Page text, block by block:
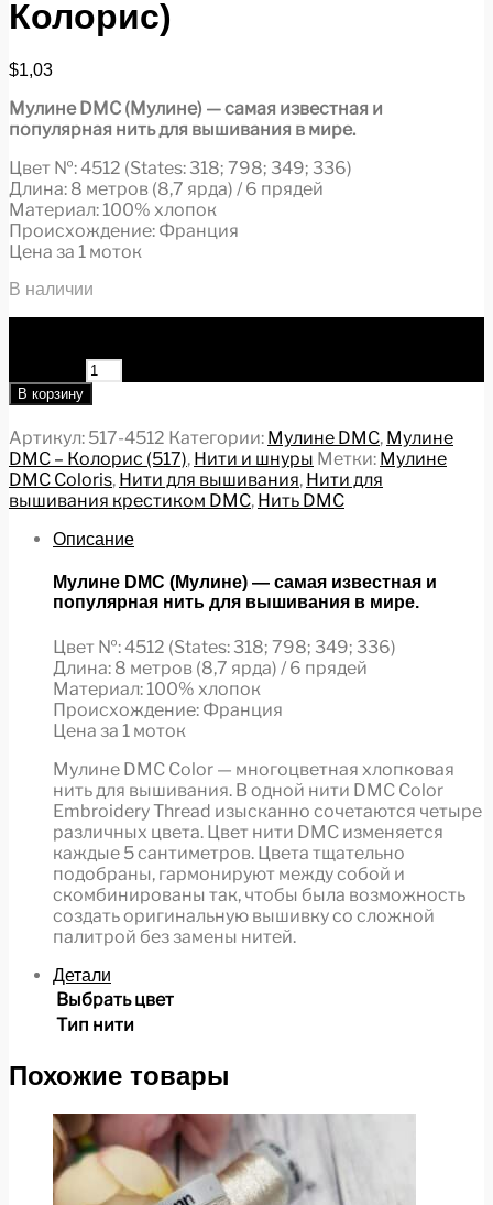
Колорис)
$1,03
Мулине DMC (Мулине) — самая известная и
популярная нить для вышивания в мире.
Цвет №: 4512 (States: 318; 798; 349; 336)
Длина: 8 метров (8,7 ярда) / 6 прядей
Материал: 100% хлопок
Происхождение: Франция
Цена за 1 моток
В наличии
В корзину
Артикул: 517-4512 Категории: Мулине DMC, Мулине
DMC – Колорис (517), Нити и шнуры Метки: Мулине
DMC Coloris, Нити для вышивания, Нити для
вышивания крестиком DMC, Нить DMC
Описание
Мулине DMC (Мулине) — самая известная и
популярная нить для вышивания в мире.
Цвет №: 4512 (States: 318; 798; 349; 336)
Длина: 8 метров (8,7 ярда) / 6 прядей
Материал: 100% хлопок
Происхождение: Франция
Цена за 1 моток
Мулине DMC Color — многоцветная хлопковая
нить для вышивания. В одной нити DMC Color
Embroidery Thread изысканно сочетаются четыре
различных цвета. Цвет нити DMC изменяется
каждые 5 сантиметров. Цвета тщательно
подобраны, гармонируют между собой и
скомбинированы так, чтобы была возможность
создать оригинальную вышивку со сложной
палитрой без замены нитей.
Детали
Выбрать цвет
Тип нити
Похожие товары